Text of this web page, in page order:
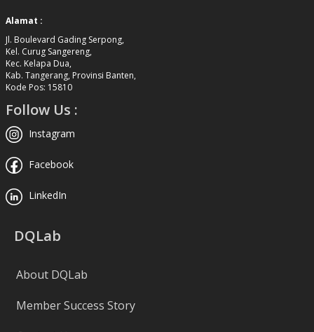
Alamat :
Jl. Boulevard Gading Serpong,
Kel. Curug Sangereng,
Kec. Kelapa Dua,
Kab. Tangerang, Provinsi Banten,
Kode Pos: 15810
Follow Us :
Instagram
Facebook
LinkedIn
DQLab
About DQLab
Member Success Story